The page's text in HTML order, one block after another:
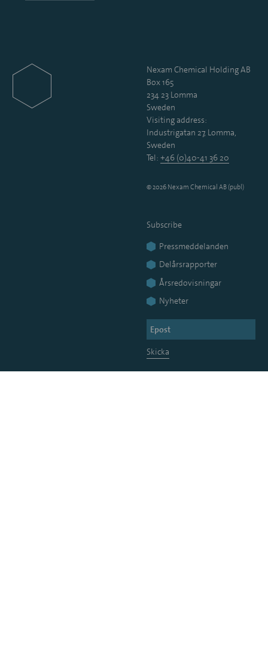
Nexam Chemical Holding AB
Box 165
234 23 Lomma
Sweden
Visiting address:
Industrigatan 27, Lomma,
Sweden
Tel: +46 (0)40-41 36 20
© 2026 Nexam Chemical AB (publ)
Subscribe
Pressmeddelanden
Delårsrapporter
Årsredovisningar
Nyheter